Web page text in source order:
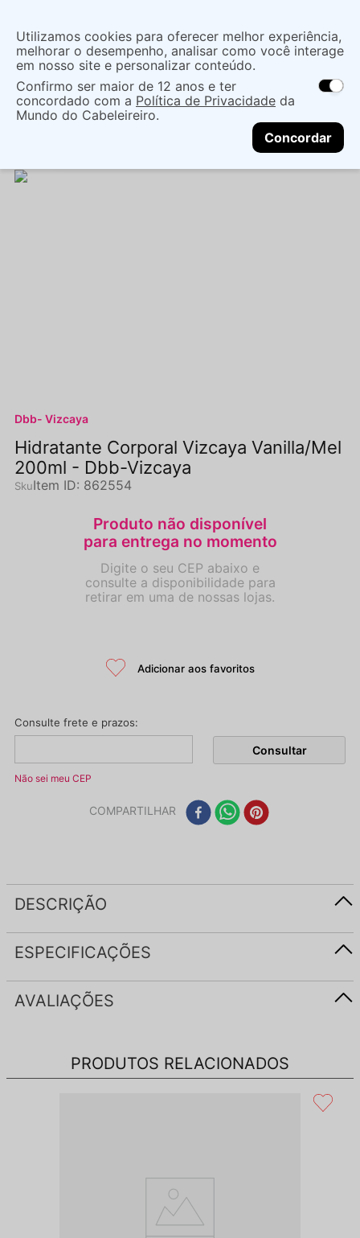
localização
As ofertas e opções de entrega variam de
acordo com a região.Não sei meu CEP
CONTINUAR
O que você procura?
Cuidados com o Corpo
Tratamento Corporal
HIDRATANTE CORPORAL VIZCAYA
Dbb- Vizcaya
Hidratante Corporal Vizcaya Vanilla/Mel
200ml - Dbb-Vizcaya
Item ID: 862554
Não sei meu CEP
COMPARTILHAR
DESCRIÇÃO
ESPECIFICAÇÕES
AVALIAÇÕES
PRODUTOS RELACIONADOS
Utilizamos cookies para oferecer melhor experiência,
melhorar o desempenho, analisar como você interage
em nosso site e personalizar conteúdo.
Confirmo ser maior de 12 anos e ter
concordado com a Política de Privacidade da
Mundo do Cabeleireiro.
Concordar